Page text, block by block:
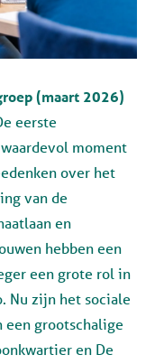
(maart 2026)
eerste
moment
over het
van de
en
hebben een
een grote rol in
Nu zijn het sociale
een grootschalige
en De